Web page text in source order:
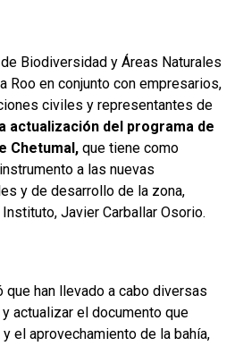
Biodiversidad y Áreas Naturales
Roo en conjunto con empresarios,
civiles y representantes de
actualización del programa de
Chetumal, que tiene como
a las nuevas
y de desarrollo de la zona,
Javier Carballar Osorio.
que han llevado a cabo diversas
actualizar el documento que
el aprovechamiento de la bahía,